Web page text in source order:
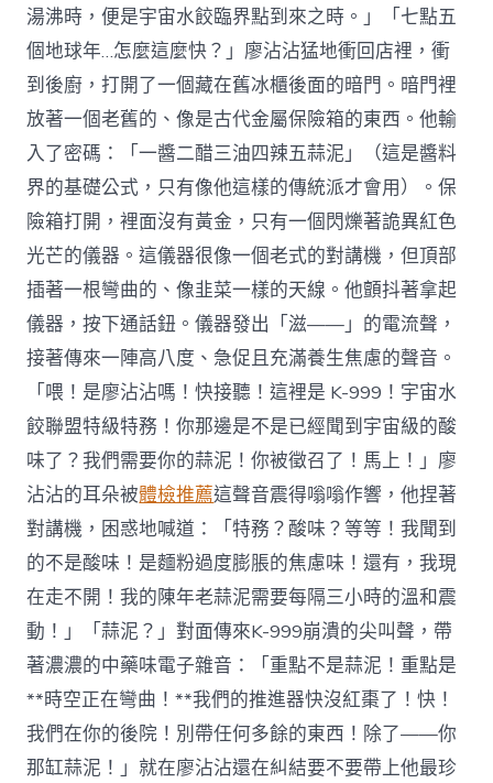
湯沸時，便是宇宙水餃臨界點到來之時。」「七點五
個地球年…怎麼這麼快？」廖沾沾猛地衝回店裡，衝
到後廚，打開了一個藏在舊冰櫃後面的暗門。暗門裡
放著一個老舊的、像是古代金屬保險箱的東西。他輸
入了密碼：「一醬二醋三油四辣五蒜泥」（這是醬料
界的基礎公式，只有像他這樣的傳統派才會用）。保
險箱打開，裡面沒有黃金，只有一個閃爍著詭異紅色
光芒的儀器。這儀器很像一個老式的對講機，但頂部
插著一根彎曲的、像韭菜一樣的天線。他顫抖著拿起
儀器，按下通話鈕。儀器發出「滋——」的電流聲，
接著傳來一陣高八度、急促且充滿養生焦慮的聲音。
「喂！是廖沾沾嗎！快接聽！這裡是 K-999！宇宙水
餃聯盟特級特務！你那邊是不是已經聞到宇宙級的酸
味了？我們需要你的蒜泥！你被徵召了！馬上！」廖
沾沾的耳朵被體檢推薦這聲音震得嗡嗡作響，他捏著
對講機，困惑地喊道：「特務？酸味？等等！我聞到
的不是酸味！是麵粉過度膨脹的焦慮味！還有，我現
在走不開！我的陳年老蒜泥需要每隔三小時的溫和震
動！」「蒜泥？」對面傳來K-999崩潰的尖叫聲，帶
著濃濃的中藥味電子雜音：「重點不是蒜泥！重點是
**時空正在彎曲！**我們的推進器快沒紅棗了！快！
我們在你的後院！別帶任何多餘的東西！除了——你
那缸蒜泥！」就在廖沾沾還在糾結要不要帶上他最珍